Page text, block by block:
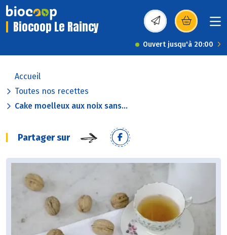
Biocoop Le Raincy (s’ouvre dans une
Ouvert jusqu'à 20:00
Accueil
Toutes nos recettes
Cake moelleux aux noix sans...
Partager sur